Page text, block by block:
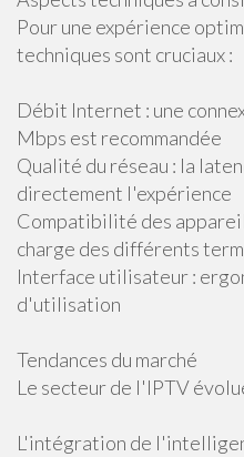
Pour une expérience
techniques sont cruciaux :
Débit Internet : une
Mbps est recommandée
Qualité du réseau : la
directement l'expérience
Compatibilité des
charge des différents
Interface utilisateur :
d'utilisation
Tendances du marché
Le secteur de l'IPTV
L'intégration de